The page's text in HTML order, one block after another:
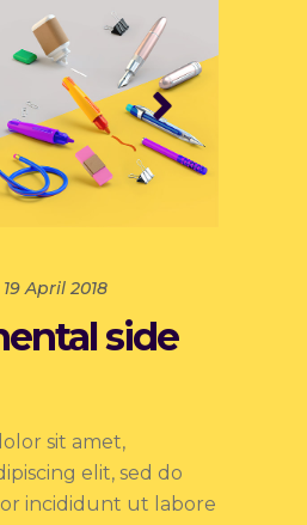
19 April 2018
side
sit amet,
elit, sed do
incididunt ut labore